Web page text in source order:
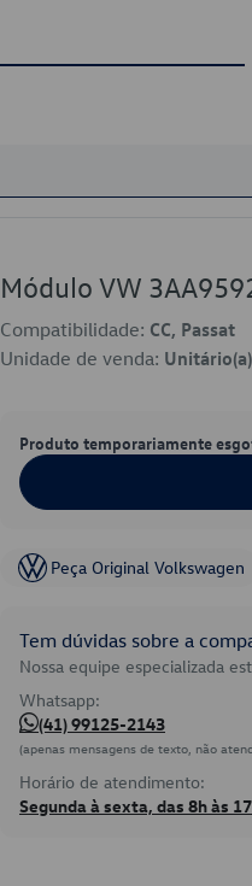
Módulo VW
Compatibilidade: CC, Passat
Unidade de venda: Unitário(a)
Produto temporariamente
Peça Original Volkswagen
Tem dúvidas sobre a
Nossa equipe especializada
Whatsapp:
(41) 99125-2143
(apenas mensagens de texto, não
Horário de atendimento:
Segunda à sexta, das 8h às